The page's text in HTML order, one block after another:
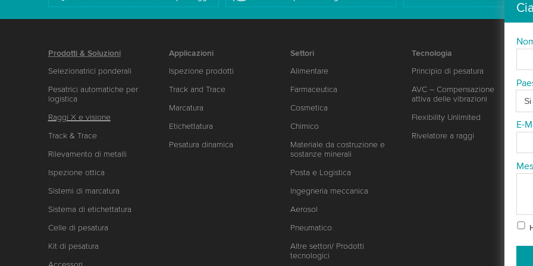
E-
Prodotti & Soluzioni
Selezionatrici ponderali
Pesatrici automatiche per
logistica
Raggi X e visione
Track & Trace
Rilevamento di metalli
Ispezione ottica
Sistemi di marcatura
Sistema di etichettatura
Celle di pesatura
Kit di pesatura
Applicazioni
Ispezione prodotti
Track and Trace
Marcatura
Etichettatura
Pesatura dinamica
Settori
Alimentare
Farmaceutica
Cosmetica
Chimico
Materiale da costruzione e
sostanze minerali
Posta e Logistica
Ingegneria meccanica
Aerosol
Pneumatico
Altre settori/ Prodotti
tecnologici
Tecnologia
Principio di pesatura
AVC – Compensazione
attiva delle vibrazioni
Flexibility Unlimited
Rivelatore a raggi